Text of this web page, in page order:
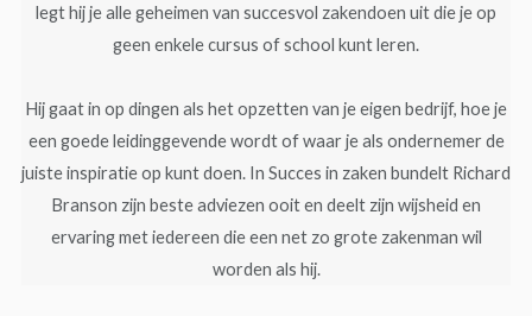
legt hij je alle geheimen van succesvol zakendoen uit die je op
geen enkele cursus of school kunt leren.
Hij gaat in op dingen als het opzetten van je eigen bedrijf, hoe je
een goede leidinggevende wordt of waar je als ondernemer de
juiste inspiratie op kunt doen. In Succes in zaken bundelt Richard
Branson zijn beste adviezen ooit en deelt zijn wijsheid en
ervaring met iedereen die een net zo grote zakenman wil
worden als hij.